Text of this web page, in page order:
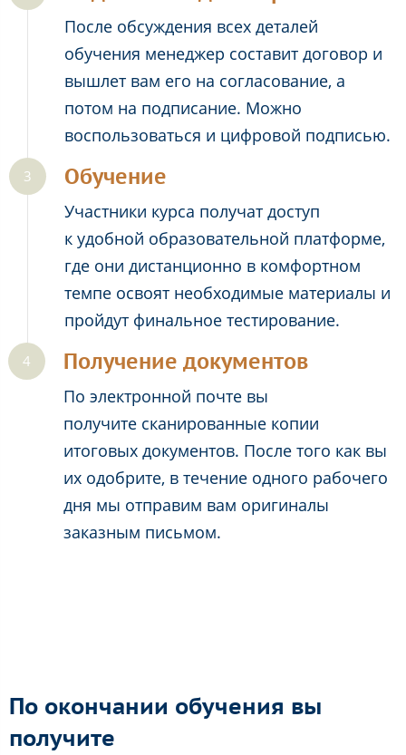
После обсуждения всех деталей
обучения менеджер составит договор и
вышлет вам его на согласование, а
потом на подписание. Можно
воспользоваться и цифровой подписью.
Обучение
Участники курса получат доступ
к удобной образовательной платформе,
где они дистанционно в комфортном
темпе освоят необходимые материалы и
пройдут финальное тестирование.
Получение документов
По электронной почте вы
получите сканированные копии
итоговых документов. После того как вы
их одобрите, в течение одного рабочего
дня мы отправим вам оригиналы
заказным письмом.
По окончании обучения вы
получите